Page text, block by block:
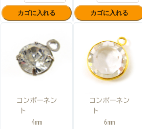
コンポーネン
ト
4mm
コンポーネン
ト
6mm